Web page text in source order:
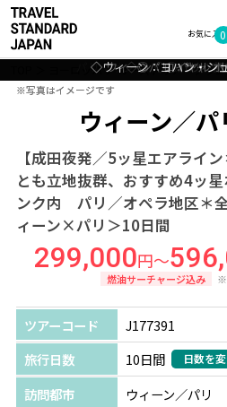
お気に入り
0
ヨーロッパ オーストリア・フラ
ウィーン／
【成田夜発／5ッ星エアライ
とも立地抜群、おすすめ4ッ
ンク内 パリ／オペラ地区＊
ィーン×パリ＞10日間
299,000円～
燃油サーチャージ込み ※
パリ：サン ペテルブルグ オ
◇◎パリ：凱
ウィーン：ロイヤル
◇ウィーン：ヨハン・シ
◇◎パリ：シャン
※写真はイメージです
※写真はイメージです
ツアーコード
J177391
旅行日数
10日間 日数を
訪問都市
ウィーン／パリ